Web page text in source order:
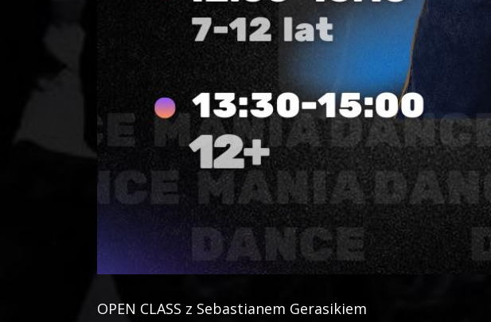
OPEN CLASS z Sebastianem Gerasikiem
DM1 w